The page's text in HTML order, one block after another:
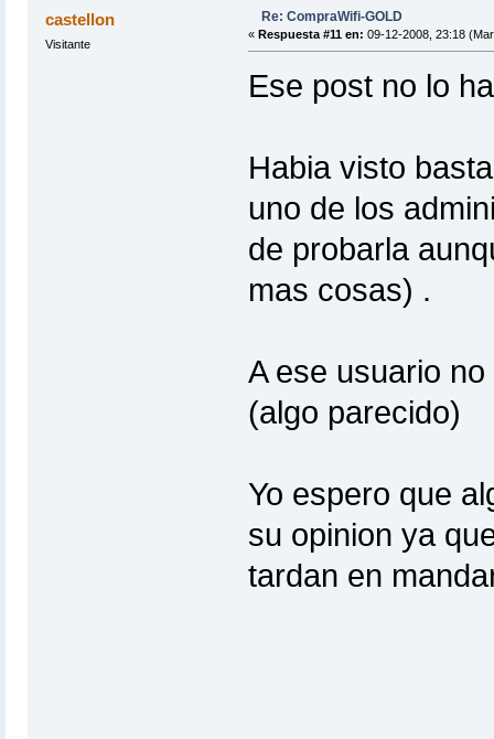
castellon
Visitante
Re: CompraWifi-GOLD
« Respuesta #11 en: 09-12-2008, 23:18
Ese post no lo
Habia visto
uno de los
de probarla
mas cosas) .
A ese usuario
(algo parecido)
Yo espero que
su opinion ya
tardan en